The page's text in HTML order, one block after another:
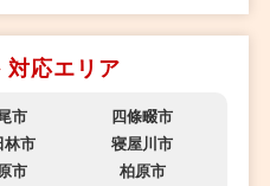
対応エリア
市
四條畷市
林市
寝屋川市
市
柏原市